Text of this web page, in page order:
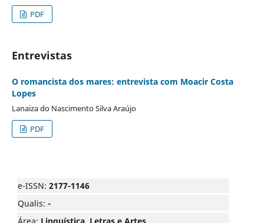
PDF
Entrevistas
O romancista dos mares: entrevista com Moacir Costa
Lopes
Lanaiza do Nascimento Silva Araújo
PDF
e-ISSN: 2177-1146
Qualis: -
Área: Linguística, Letras e Artes